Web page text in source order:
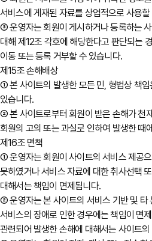
서비스에 게재된 자료를 상업적으로 사용
③ 운영자는 회원이 게시하거나 등록하는
대해 제12조 각호에 해당한다고 판단되는
이동 또는 등록 거부할 수 있습니다.
제15조 손해배상
① 본 사이트의 발생한 모든 민, 형법상 책
있습니다.
② 본 사이트로부터 회원이 받은 손해가 천
회원의 고의 또는 과실로 인하여 발생한 때
제16조 면책
① 운영자는 회원이 사이트의 서비스 제공
못하였거나 서비스 자료에 대한 취사선택
대해서는 책임이 면제됩니다.
② 운영자는 본 사이트의 서비스 기반 및 타
서비스의 장애로 인한 경우에는 책임이 면
관련되어 발생한 손해에 대해서는 사이트